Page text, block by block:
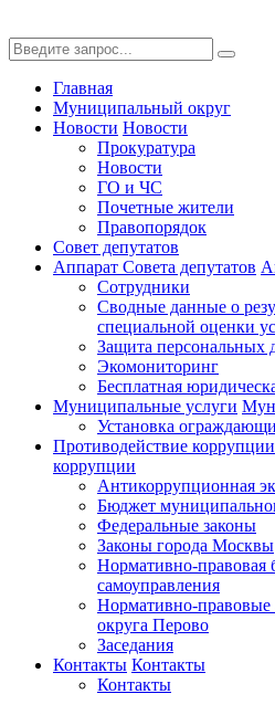
Главная
Муниципальный округ
Новости Новости
Прокуратура
Новости
ГО и ЧС
Почетные жители
Правопорядок
Совет депутатов
Аппарат Совета депутатов
Сотрудники
Сводные данные о
специальной оценки
Защита персональных
Экомониторинг
Бесплатная
Муниципальные услуги
Установка
Противодействие коррупции
коррупции
Антикоррупционная
Бюджет
Федеральные законы
Законы города Москвы
Нормативно-правовая
самоуправления
Нормативно-
округа Перово
Заседания
Контакты Контакты
Контакты